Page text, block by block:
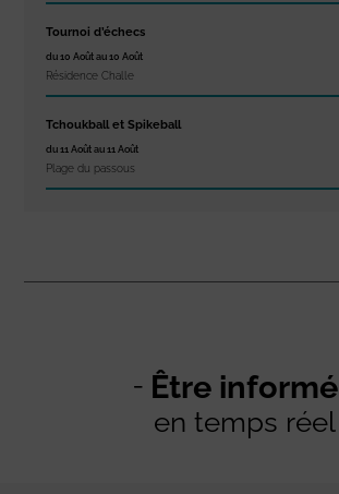
Tournoi d’échecs
du 10 Août au 10 Août
Résidence Challe
Tchoukball et Spikeball
du 11 Août au 11 Août
Plage du passous
Être informé
en temps réel